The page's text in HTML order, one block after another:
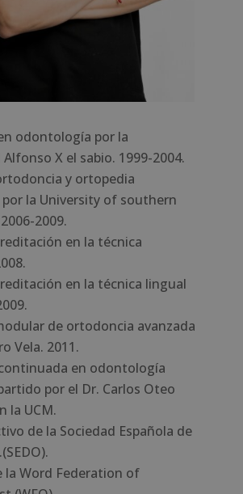
odontología por la
X el sabio. 1999-2004.
y ortopedia
la University of southern
2009.
en la técnica
en la técnica lingual
de ortodoncia avanzada
Vela. 2011.
en odontología
por el Dr. Carlos Oteo
la UCM.
de la Sociedad Española de
la Word Federation of